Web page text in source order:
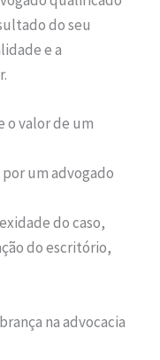
do seu
e a
o valor de um
um advogado
do caso,
do escritório,
na advocacia